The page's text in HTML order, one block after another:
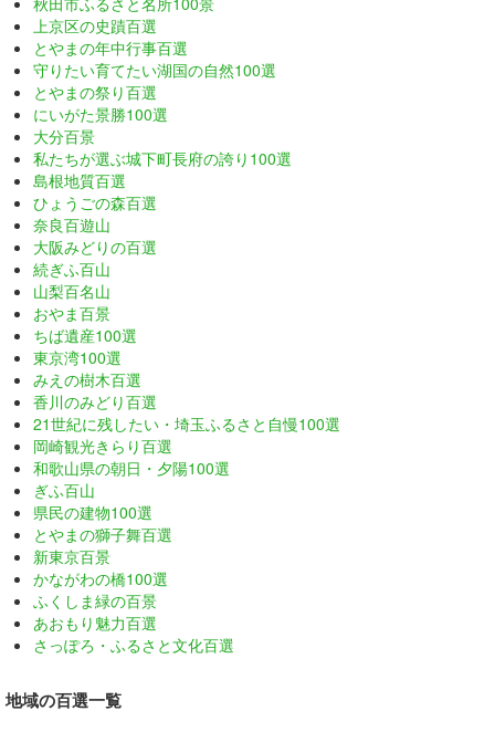
上京区の史蹟百選
とやまの年中行事百選
守りたい育てたい湖国の自然100選
とやまの祭り百選
にいがた景勝100選
大分百景
私たちが選ぶ城下町長府の誇り100選
島根地質百選
ひょうごの森百選
奈良百遊山
大阪みどりの百選
続ぎふ百山
山梨百名山
おやま百景
ちば遺産100選
東京湾100選
みえの樹木百選
香川のみどり百選
21世紀に残したい・埼玉ふるさと自慢100選
岡崎観光きらり百選
和歌山県の朝日・夕陽100選
ぎふ百山
県民の建物100選
とやまの獅子舞百選
新東京百景
かながわの橋100選
ふくしま緑の百景
あおもり魅力百選
さっぽろ・ふるさと文化百選
地域の百選一覧